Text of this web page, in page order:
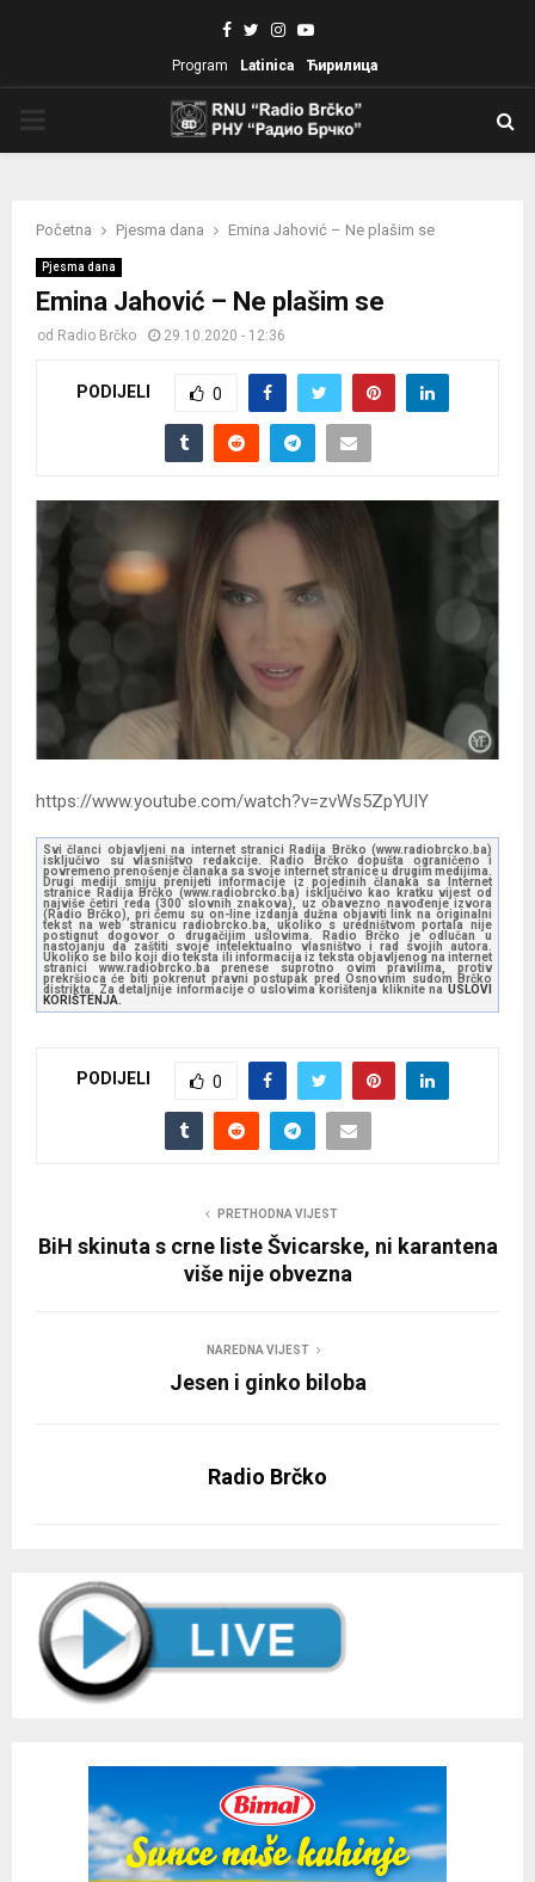
Facebook
TwitterInstagram
Youtube
Program Latinica Ћирилица
Početna Pjesma dana Emina Jahović – Ne plašim se
Pjesma dana
Emina Jahović – Ne plašim se
od Radio Brčko 29.10.2020 - 12:36
PODIJELI 0
https://www.youtube.com/watch?v=zvWs5ZpYUIY
Svi članci objavljeni na internet stranici Radija Brčko (www.radiobrcko.ba)
isključivo su vlasništvo redakcije. Radio Brčko dopušta ograničeno i
povremeno prenošenje članaka sa svoje internet stranice u drugim medijima.
Drugi mediji smiju prenijeti informacije iz pojedinih članaka sa Internet
stranice Radija Brčko (www.radiobrcko.ba) isključivo kao kratku vijest od
najviše četiri reda (300 slovnih znakova), uz obavezno navođenje izvora
(Radio Brčko), pri čemu su on-line izdanja dužna objaviti link na originalni
tekst na web stranicu radiobrcko.ba, ukoliko s uredništvom portala nije
postignut dogovor o drugačijim uslovima. Radio Brčko je odlučan u
nastojanju da zaštiti svoje intelektualno vlasništvo i rad svojih autora.
Ukoliko se bilo koji dio teksta ili informacija iz teksta objavljenog na internet
stranici www.radiobrcko.ba prenese suprotno ovim pravilima, protiv
prekršioca će biti pokrenut pravni postupak pred Osnovnim sudom Brčko
distrikta. Za detaljnije informacije o uslovima korištenja kliknite na USLOVI
KORIŠTENJA.
PODIJELI 0
PRETHODNA VIJEST
BiH skinuta s crne liste Švicarske, ni karantena
više nije obvezna
NAREDNA VIJEST
Jesen i ginko biloba
Radio Brčko